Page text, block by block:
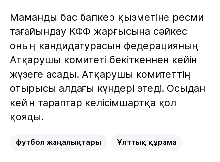
Маманды бас бапкер қызметіне ресми
тағайындау КФФ жарғысына сәйкес
оның кандидатурасын федерацияның
Атқарушы комитеті бекіткеннен кейін
жүзеге асады. Атқарушы комитеттің
отырысы алдағы күндері өтеді. Осыдан
кейін тараптар келісімшартқа қол
қояды.
футбол жаңалықтары Ұлттық құрама